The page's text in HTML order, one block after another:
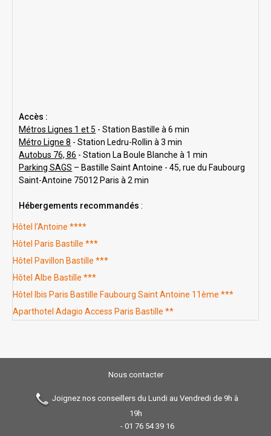
Accès :
Métros Lignes 1 et 5 - Station Bastille à 6 min
Métro Ligne 8 - Station Ledru-Rollin à 3 min
Autobus 76, 86 - Station La Boule Blanche à 1 min
Parking SAGS – Bastille Saint Antoine - 45, rue du Faubourg
Saint-Antoine 75012 Paris à 2 min
Hébergements recommandés :
Hôtel l’Antoine ****
Hôtel Paris Bastille ***
Hôtel Pavillon Bastille ***
Hôtel Albe Bastille ***
Hôtel Ibis Paris Bastille Faubourg Saint Antoine 11ème ***
Aparthotel Adagio Access Paris Bastille **
Nous contacter
Joignez nos conseillers du Lundi au Vendredi de 9h à
19h
- 01 76 54 39 16